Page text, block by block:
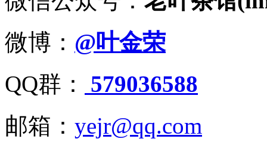
微博： @叶金荣
QQ群：
579036588
邮箱： yejr@qq.com